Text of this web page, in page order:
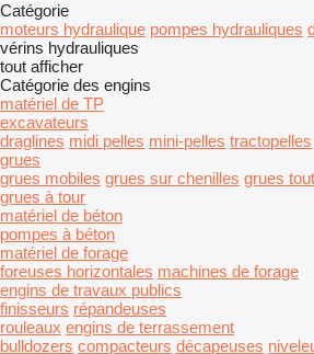
Catégorie
moteurs hydraulique pompes hydrauliques
vérins hydrauliques
tout afficher
Catégorie des engins
matériel de TP
excavateurs
draglines midi pelles mini-pelles tractopelles
grues
grues mobiles grues sur chenilles grues
grues à tour
matériel de béton
pompes à béton
matériel de forage
foreuses horizontales machines de forage
engins de travaux publics
finisseurs répandeuses
rouleaux engins de terrassement
bulldozers compacteurs décapeuses